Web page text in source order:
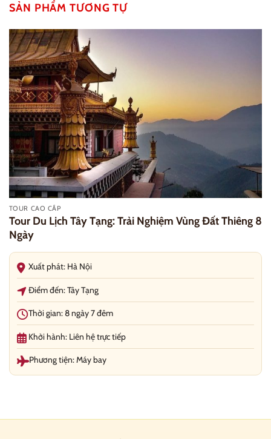
SẢN PHẨM TƯƠNG TỰ
TOUR CAO CẤP
Tour Du Lịch Tây Tạng: Trải Nghiệm Vùng Đất Thiêng 8
Ngày
Xuất phát: Hà Nội
Điểm đến: Tây Tạng
Thời gian: 8 ngày 7 đêm
Khởi hành: Liên hệ trực tiếp
Phương tiện: Máy bay